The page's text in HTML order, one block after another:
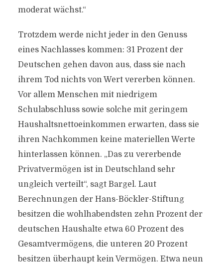
moderat wächst.“
Trotzdem werde nicht jeder in den Genuss
eines Nachlasses kommen: 31 Prozent der
Deutschen gehen davon aus, dass sie nach
ihrem Tod nichts von Wert vererben können.
Vor allem Menschen mit niedrigem
Schulabschluss sowie solche mit geringem
Haushaltsnettoeinkommen erwarten, dass sie
ihren Nachkommen keine materiellen Werte
hinterlassen können. „Das zu vererbende
Privatvermögen ist in Deutschland sehr
ungleich verteilt“, sagt Bargel. Laut
Berechnungen der Hans-Böckler-Stiftung
besitzen die wohlhabendsten zehn Prozent der
deutschen Haushalte etwa 60 Prozent des
Gesamtvermögens, die unteren 20 Prozent
besitzen überhaupt kein Vermögen. Etwa neun